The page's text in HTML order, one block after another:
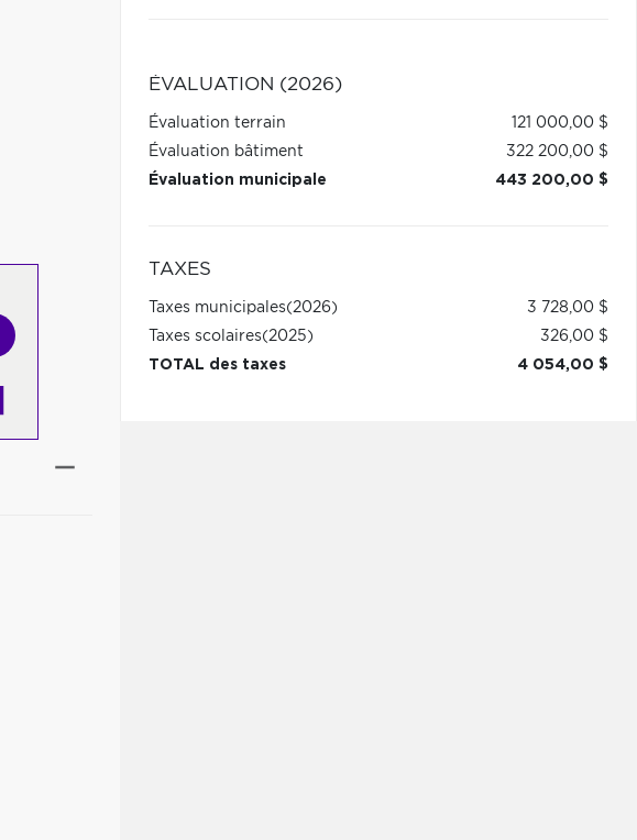
ÉVALUATION (2026)
Évaluation terrain
121 000,00 $
Évaluation bâtiment
322 200,00 $
Évaluation municipale
443 200,00 $
TAXES
Taxes municipales(2026)
3 728,00 $
Taxes scolaires(2025)
326,00 $
TOTAL des taxes
4 054,00 $